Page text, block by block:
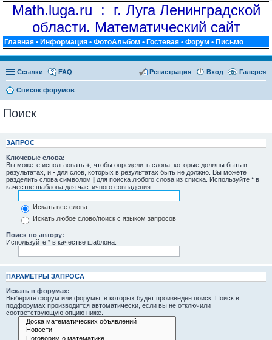
Math.luga.ru : г. Луга Ленинградской
области. Математический сайт
Главная • Информация • ФотоАльбом • Гостевая • Форум • Письмо
Ссылки Галерея
FAQ Вход
Регистрация
Список форумов
Поиск
ЗАПРОС
Ключевые слова:
Вы можете использовать + , чтобы определить слова, которые должны быть в
результатах, и - для слов, которых в результатах быть не должно. Вы можете
разделить слова символом | для поиска любого слова из списка. Используйте * в
качестве шаблона для частичного совпадения.
Искать все слова
Искать любое слово/поиск с языком запросов
Поиск по автору:
Используйте * в качестве шаблона.
ПАРАМЕТРЫ ЗАПРОСА
Искать в форумах:
Выберите форум или форумы, в которых будет произведён поиск. Поиск в
подфорумах производится автоматически, если вы не отключили
соответствующую опцию ниже.